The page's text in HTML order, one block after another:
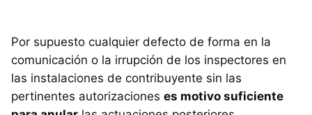
Por supuesto cualquier defecto de forma en la
comunicación o la irrupción de los inspectores en
las instalaciones de contribuyente sin las
pertinentes autorizaciones es motivo suficiente